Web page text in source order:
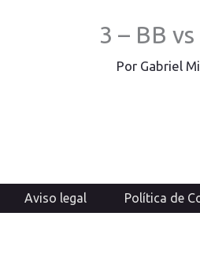
3 – BB vs
Por Gabriel
Aviso legal Política de